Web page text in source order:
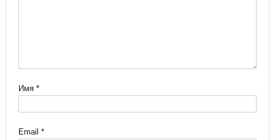
Имя *
Email *